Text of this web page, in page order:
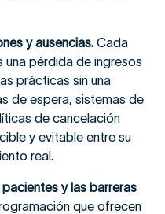
y ausencias. Cada
una pérdida de ingresos
prácticas sin una
de espera, sistemas de
de cancelación
y evitable entre su
real.
y las barreras
que ofrecen